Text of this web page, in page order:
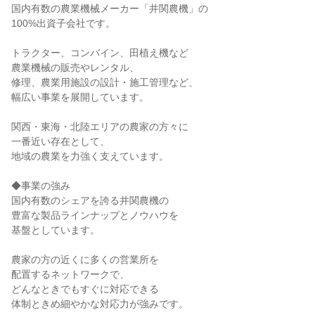
国内有数の農業機械メーカー「井関農機」の
100%出資子会社です。
トラクター、コンバイン、田植え機など
農業機械の販売やレンタル、
修理、農業用施設の設計・施工管理など、
幅広い事業を展開しています。
関西・東海・北陸エリアの農家の方々に
一番近い存在として、
地域の農業を力強く支えています。
◆事業の強み
国内有数のシェアを誇る井関農機の
豊富な製品ラインナップとノウハウを
基盤としています。
農家の方の近くに多くの営業所を
配置するネットワークで、
どんなときでもすぐに対応できる
体制ときめ細やかな対応力が強みです。